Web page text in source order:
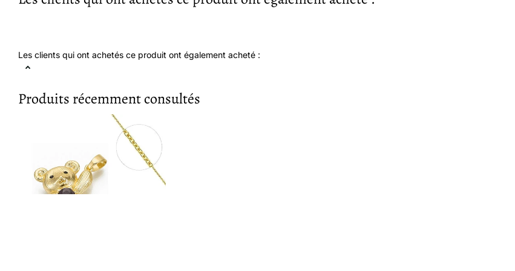
Les clients qui ont achetés ce produit ont également acheté :
Produits récemment consultés